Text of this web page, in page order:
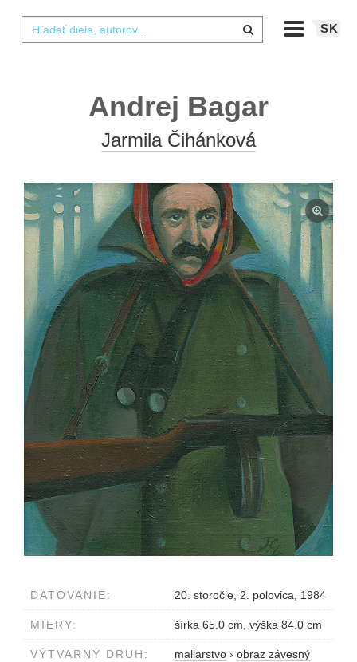
SK
Andrej Bagar
Jarmila Čihánková
DATOVANIE: 20. storočie, 2. polovica, 1984
MIERY: šírka 65.0 cm, výška 84.0 cm
VÝTVARNÝ DRUH: maliarstvo › obraz závesný